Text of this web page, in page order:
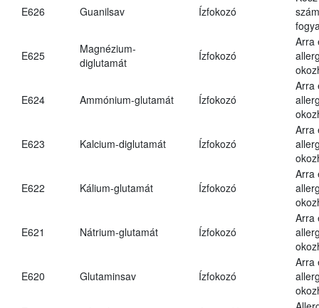
E626 Guanilsav Ízfokozó
E625
Magnézium-
diglutamát
Ízfokozó
Arra
E624 Ammónium-glutamát Ízfokozó
Arra
E623 Kalcium-diglutamát Ízfokozó
Arra
E622 Kálium-glutamát Ízfokozó
Arra
E621 Nátrium-glutamát Ízfokozó
Arra
E620 Glutaminsav Ízfokozó
Arra